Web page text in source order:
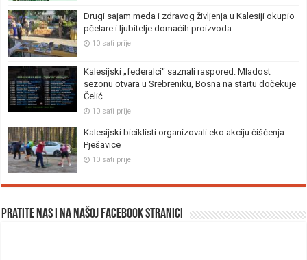
Drugi sajam meda i zdravog življenja u Kalesiji okupio
pčelare i ljubitelje domaćih proizvoda
10 sati prije
Kalesijski „federalci“ saznali raspored: Mladost
sezonu otvara u Srebreniku, Bosna na startu dočekuje
Čelić
10 sati prije
Kalesijski biciklisti organizovali eko akciju čišćenja
Pješavice
10 sati prije
Pratite nas i na našoj facebook stranici